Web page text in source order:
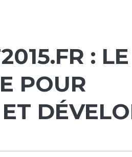
:
POUR